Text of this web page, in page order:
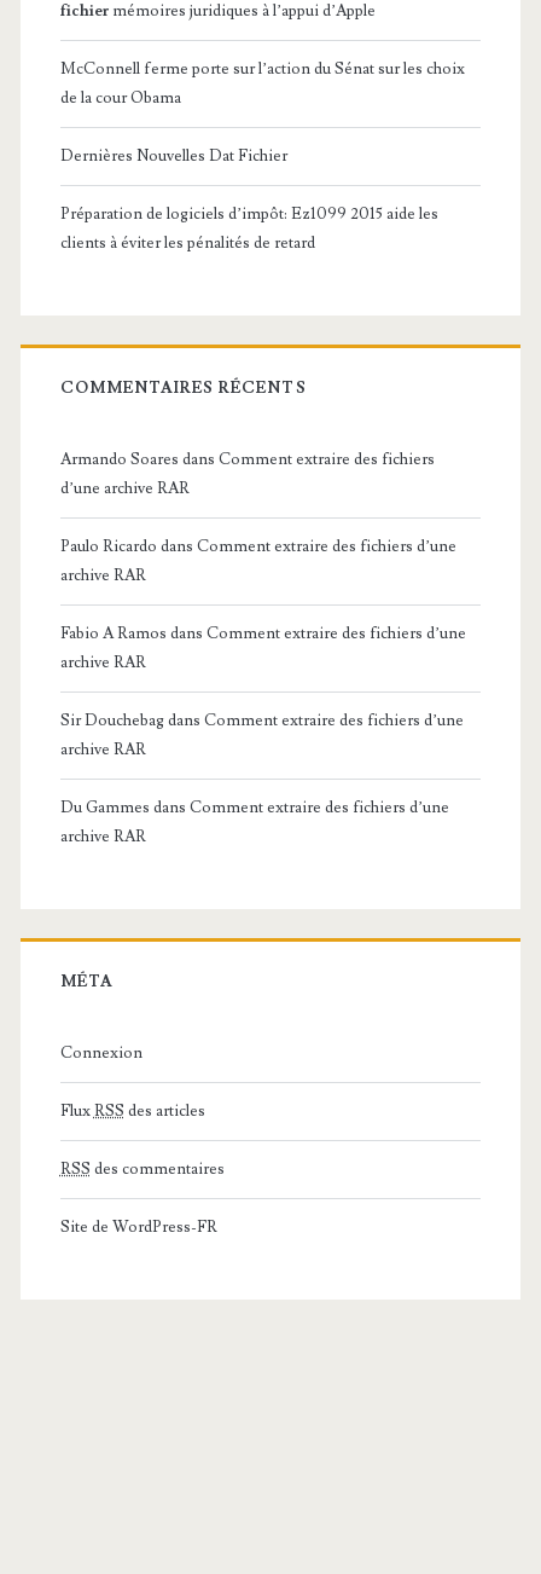
fichier mémoires juridiques à l’appui d’Apple
McConnell ferme porte sur l’action du Sénat sur les choix
de la cour Obama
Dernières Nouvelles Dat Fichier
Préparation de logiciels d’impôt: Ez1099 2015 aide les
clients à éviter les pénalités de retard
COMMENTAIRES RÉCENTS
Armando Soares dans Comment extraire des fichiers
d’une archive RAR
Paulo Ricardo dans Comment extraire des fichiers d’une
archive RAR
Fabio A Ramos dans Comment extraire des fichiers d’une
archive RAR
Sir Douchebagdans Comment extraire des fichiers d’une
archive RAR
Du Gammes dans Comment extraire des fichiers d’une
archive RAR
MÉTA
Connexion
FluxRSS des articles
RSS des commentaires
Site de WordPress-FR